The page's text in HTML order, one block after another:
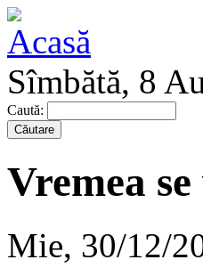
Sîmbătă, 8
Caută:
Vremea
Mie, 30/12/